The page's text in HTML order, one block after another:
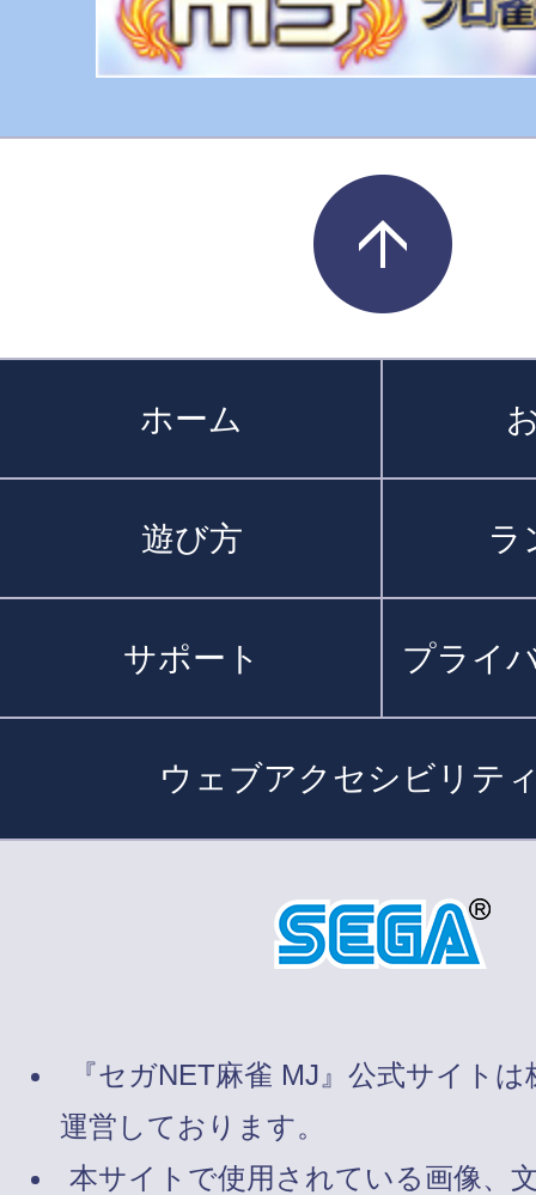
ホーム
遊び方 ラ
サポート プライ
ウェブアクセシビリテ
『セガNET麻雀 MJ』公式サイト
運営しております。
本サイトで使用されている画像、